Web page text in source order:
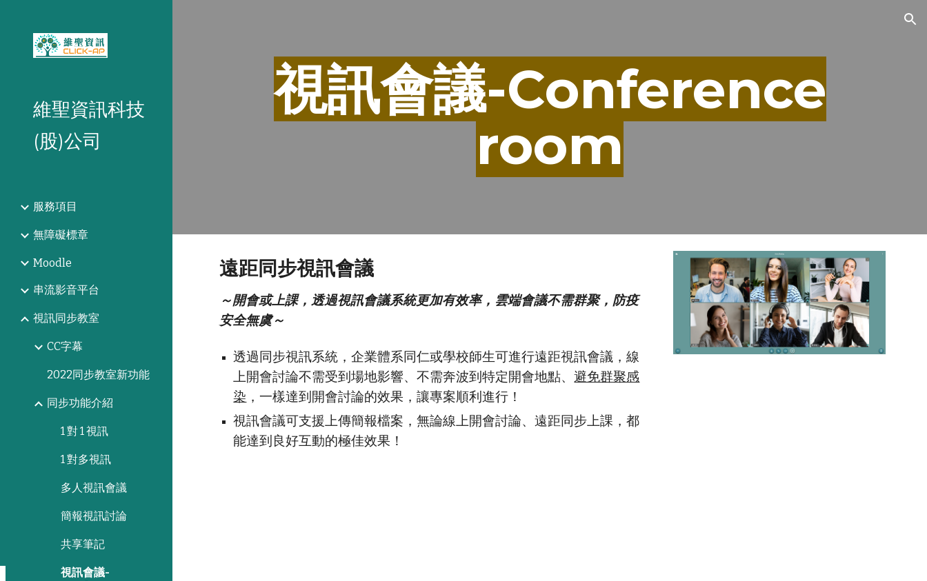
維聖資訊科技
(股)公司
服務項目
無障礙標章
Moodle
串流影音平台
視訊同步教室
CC字幕
2022同步教室新功能
同步功能介紹
1 對 1 視訊
1 對多視訊
多人視訊會議
簡報視訊討論
共享筆記
視訊會議-
視訊會議-Conference
room
遠距同步視訊會議
～開會或上課，透過視訊會議系統更加有效率，雲端會議不需群聚，防疫
安全無虞～
透過同步視訊系統，企業體系同仁或學校師生可進行遠距視訊會議，線
上開會討論不需受到場地影響、不需奔波到特定開會地點、避免群聚感
染 ，一樣達到開會討論的效果，讓專案順利進行！
視訊會議可支援上傳簡報檔案，無論線上開會討論、遠距同步上課，都
能達到良好互動的極佳效果！